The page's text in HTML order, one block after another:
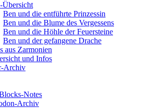
Übersicht
Ben und die entführte Prinzessin
Ben und die Blume des Vergessens
Ben und die Höhle der Feuersteine
Ben und der gefangene Drache
aus Zarmonien
und Infos
Archiv
Notes
Archiv